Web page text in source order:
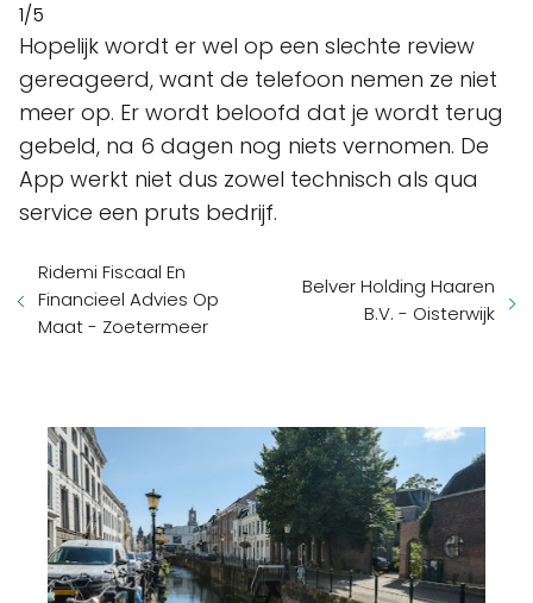
1/5
Hopelijk wordt er wel op een slechte review
gereageerd, want de telefoon nemen ze niet
meer op. Er wordt beloofd dat je wordt terug
gebeld, na 6 dagen nog niets vernomen. De
App werkt niet dus zowel technisch als qua
service een pruts bedrijf.
Ridemi Fiscaal En
Financieel Advies Op
Maat - Zoetermeer
Belver Holding Haaren
B.V. - Oisterwijk